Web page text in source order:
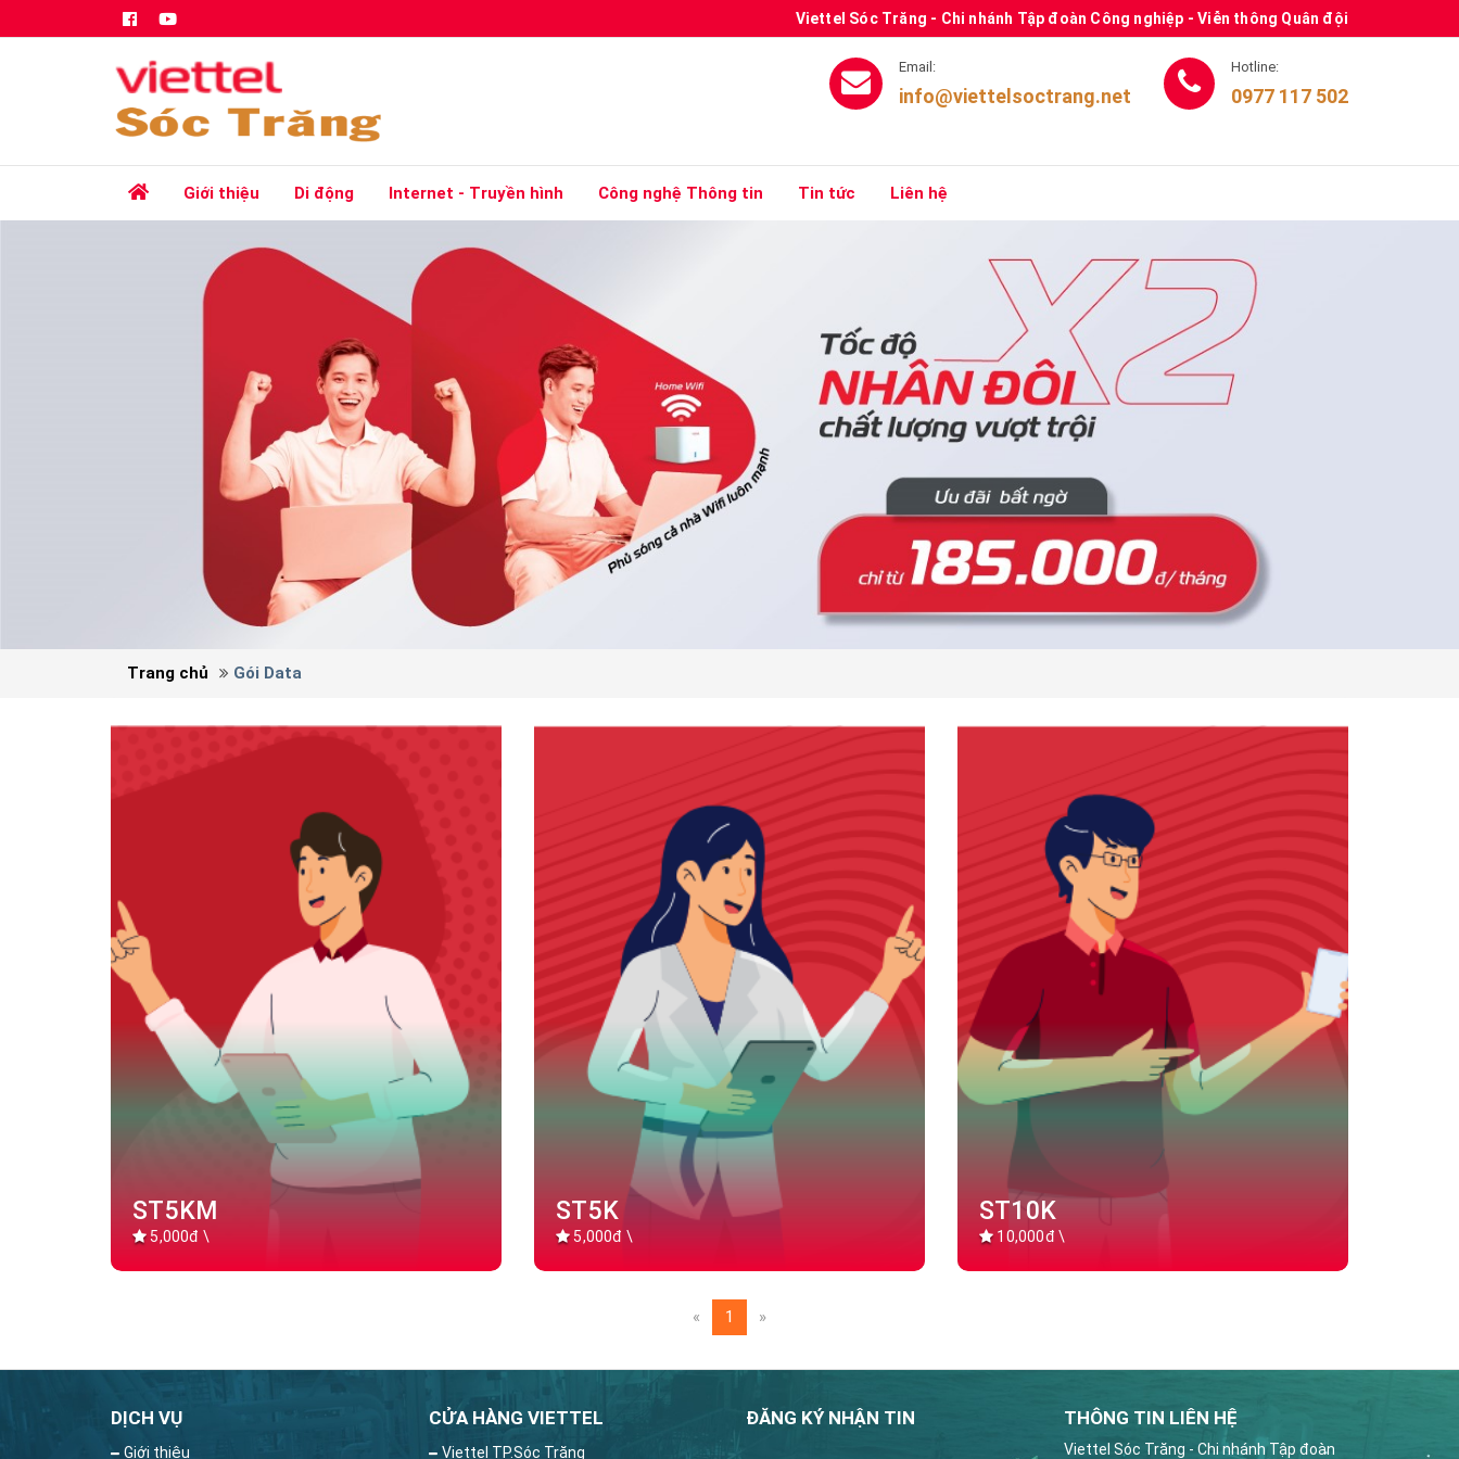
Viettel Sóc Trăng - Chi nhánh Tập đoàn Công nghiệp - Viễn thông Quân đội
Email:
info@viettelsoctrang.net
Hotline:
0977 117 502
Giới thiệu Di động Internet - Truyền hình Công nghệ Thông tin Tin tức Liên hệ
Trang chủ Gói Data
ST5KM
5,000đ \
ST5K
5,000đ \
ST10K
10,000đ \
« 1 (current)
»
DỊCH VỤ
Giới thiệu
CỬA HÀNG VIETTEL
Viettel TP.Sóc Trăng
ĐĂNG KÝ NHẬN TIN THÔNG TIN LIÊN HỆ
Viettel Sóc Trăng - Chi nhánh Tập đoàn